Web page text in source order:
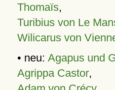
Thomaïs,
Turibius von Le
Wilicarus von
• neu: Agapus und
Agrippa Castor,